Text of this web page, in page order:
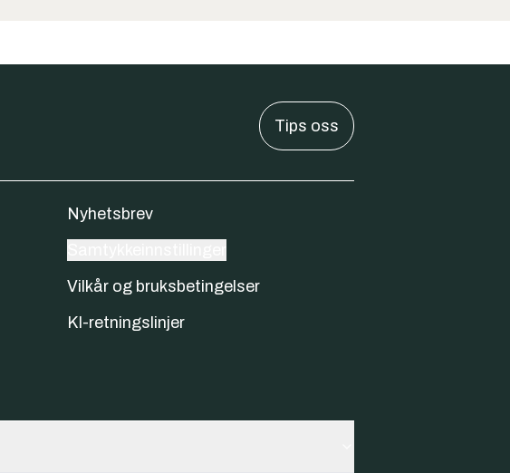
Tips oss
Nyhetsbrev
Vilkår og bruksbetingelser
KI-retningslinjer